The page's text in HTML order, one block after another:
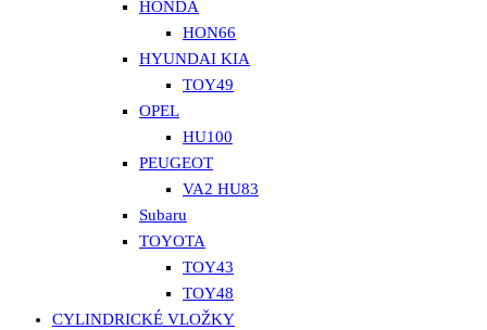
HONDA
HON66
HYUNDAI KIA
TOY49
OPEL
HU100
PEUGEOT
VA2 HU83
Subaru
TOYOTA
TOY43
TOY48
CYLINDRICKÉ VLOŽKY